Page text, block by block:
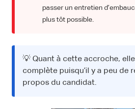
passer un entretien
plus tôt possible.
💡 Quant à cette accroche, elle
complète puisqu’il y a peu de
propos du candidat.